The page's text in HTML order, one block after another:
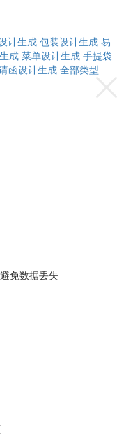
计生成 包装设计生成 易
成 菜单设计生成 手提袋
函设计生成 全部类型
免数据丢失